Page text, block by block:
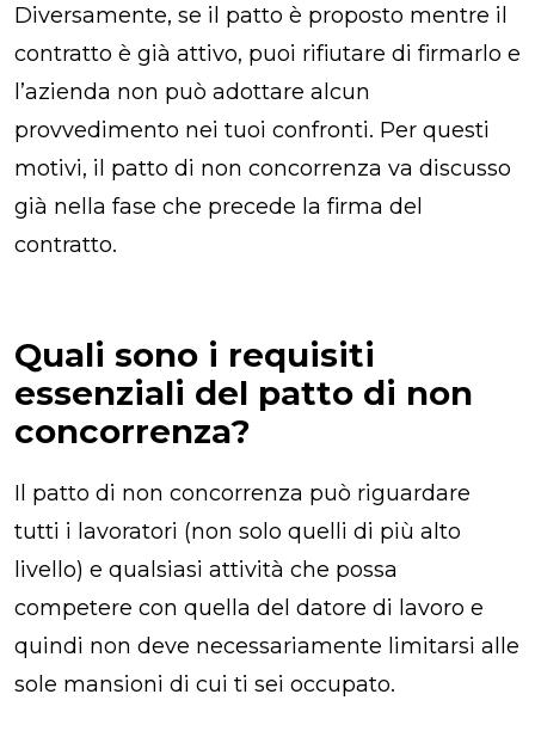
Diversamente, se il patto è proposto mentre il
contratto è già attivo, puoi rifiutare di firmarlo e
l’azienda non può adottare alcun
provvedimento nei tuoi confronti. Per questi
motivi, il patto di non concorrenza va discusso
già nella fase che precede la firma del
contratto.
Quali sono i requisiti
essenziali del patto di non
concorrenza?
Il patto di non concorrenza può riguardare
tutti i lavoratori (non solo quelli di più alto
livello) e qualsiasi attività che possa
competere con quella del datore di lavoro e
quindi non deve necessariamente limitarsi alle
sole mansioni di cui ti sei occupato.